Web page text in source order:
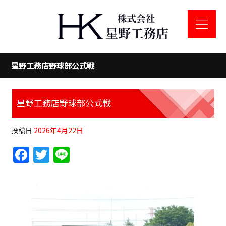
星野工務店野球部公式戦
星野工務店野球部公式戦
投稿日 2026年4月22日
F
a
b
T
w